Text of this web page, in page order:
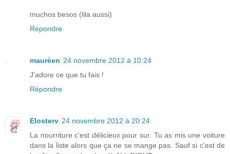
muchos besos (lila aussi)
Répondre
maurèen 24 novembre 2012 à 10:24
J'adore ce que tu fais !
Répondre
Elosterv 24 novembre 2012 à 20:24
La nourriture c'est délicieux pour sur. Tu as mis une voiture
dans la liste alors que ça ne se mange pas. Sauf si c'est de